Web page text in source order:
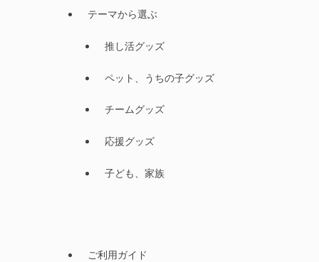
テーマから選ぶ
推し活グッズ
ペット、うちの子グッズ
チームグッズ
応援グッズ
子ども、家族
ご利用ガイド